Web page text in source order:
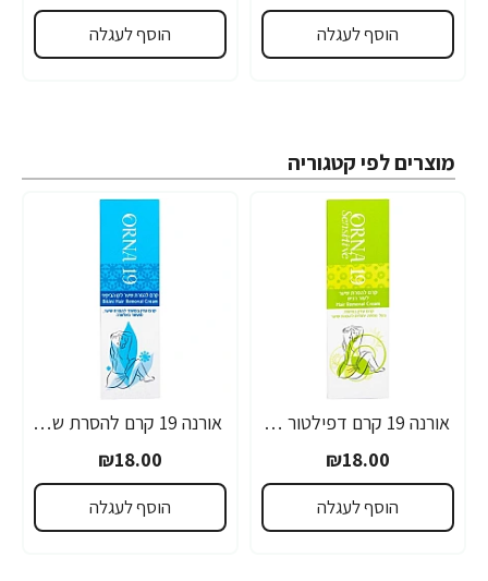
הוסף לעגלה הוסף לעגלה
מוצרים לפי קטגוריה
אורנה 19 קרם דפילטור לעור רגיש 80 גרם
₪18.00
הוסף לעגלה
אורנה 19 קרם להסרת שיער לקו הביקיני 90 מ"ל
₪18.00
הוסף לעגלה